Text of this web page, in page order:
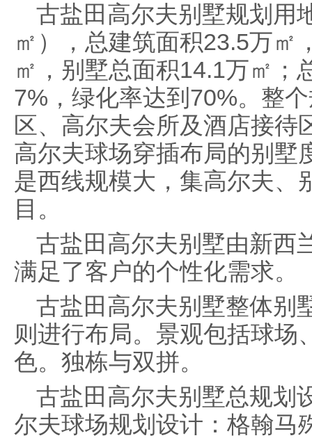
古盐田高尔夫别墅规划用
㎡），总建筑面积23.5万㎡
㎡，别墅总面积14.1万㎡；
7%，绿化率达到70%。整
区、高尔夫会所及酒店接待
高尔夫球场穿插布局的别墅
是西线规模大，集高尔夫、
目。
古盐田高尔夫别墅由新西
满足了客户的个性化需求。
古盐田高尔夫别墅整体别
则进行布局。景观包括球场
色。独栋与双拼。
古盐田高尔夫别墅总规划
尔夫球场规划设计：格翰马